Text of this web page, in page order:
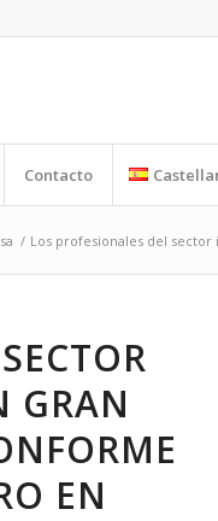
Contacto
/ Los profesionales del
GRAN
EN